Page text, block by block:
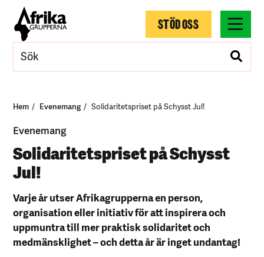
STÖD OSS
Hem Evenemang Solidaritetspriset på Schysst Jul!
Evenemang
Solidaritetspriset på Schysst
Jul!
Varje år utser Afrikagrupperna en person,
organisation eller initiativ för att inspirera och
uppmuntra till mer praktisk solidaritet och
medmänsklighet – och detta år är inget undantag!